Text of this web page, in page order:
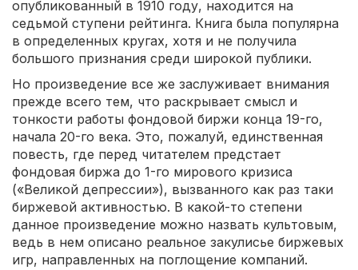
опубликованный в 1910 году, находится на
седьмой ступени рейтинга. Книга была популярна
в определенных кругах, хотя и не получила
большого признания среди широкой публики.
Но произведение все же заслуживает внимания
прежде всего тем, что раскрывает смысл и
тонкости работы фондовой биржи конца 19-го,
начала 20-го века. Это, пожалуй, единственная
повесть, где перед читателем предстает
фондовая биржа до 1-го мирового кризиса
(«Великой депрессии»), вызванного как раз таки
биржевой активностью. В какой-то степени
данное произведение можно назвать культовым,
ведь в нем описано реальное закулисье биржевых
игр, направленных на поглощение компаний.